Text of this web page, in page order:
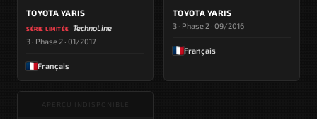
TOYOTA YARIS
SÉRIE LIMITÉE TechnoLine
3 · Phase 2 · 01/2017
Français
TOYOTA YARIS
3 · Phase 2 · 09/2016
Français
APERÇU INDISPONIBLE